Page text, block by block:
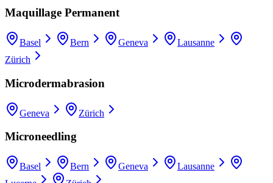
Maquillage Permanent
Basel Bern Geneva
Lausanne
Zürich
Microdermabrasion
Geneva Zürich
Microneedling
Basel Bern Geneva
Lausanne